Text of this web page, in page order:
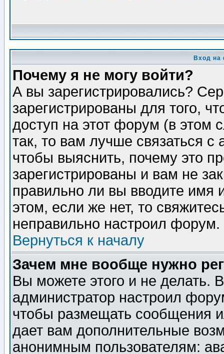
Вход на
Почему я не могу войти?
А вы зарегистрировались?
зарегистрированы для того,
доступ на этот форум (в этом
так, то вам лучше связаться
чтобы выяснить, почему это
зарегистрированы и вам не
правильно ли вы вводите
этом, если же нет, то
неправильно настроил форум.
Вернуться к началу
Зачем мне вообще нужно
Вы можете этого и не делать.
администратор настроил
чтобы размещать сообщения
дает вам дополнительные
анонимным пользователям: